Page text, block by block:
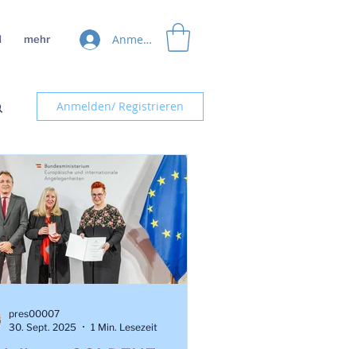
mehr Anmelden
Anmelden/ Registrieren
pres00007
30. Sept. 2025
1 Min. Lesezeit